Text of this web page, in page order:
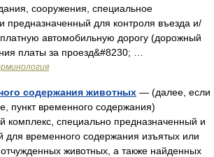
сооружения, специальное
предназначенный для контроля въезда и/
автомобильную дорогу (дорожный
платы за проезд&#8230; …
содержания животных — (далее, если
пункт временного содержания)
комплекс, специально предназначенный и
для временного содержания изъятых или
животных, а также найденных